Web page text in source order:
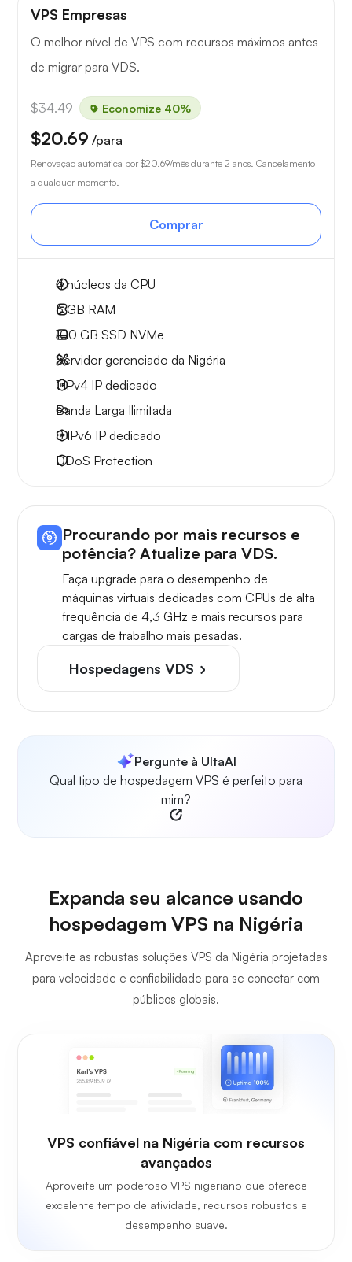
VPS Empresas
O melhor nível de VPS com recursos máximos antes
de migrar para VDS.
$34.49 Economize 40%
$20.69 /para
Renovação automática por $20.69/mês durante 2 anos. Cancelamento
a qualquer momento.
Comprar
4núcleos da CPU
6 GB RAM
100 GB SSD NVMe
Servidor gerenciado da Nigéria
1 IPv4 IP dedicado
Banda Larga Ilimitada
8 IPv6 IP dedicado
DDoS Protection
Procurando por mais recursos e
potência? Atualize para VDS.
Faça upgrade para o desempenho de
máquinas virtuais dedicadas com CPUs de alta
frequência de 4,3 GHz e mais recursos para
cargas de trabalho mais pesadas.
Hospedagens VDS
Pergunte à UltaAI
Qual tipo de hospedagem VPS é perfeito para
mim?
Expanda seu alcance usando
hospedagem VPS na Nigéria
Aproveite as robustas soluções VPS da Nigéria projetadas
para velocidade e confiabilidade para se conectar com
públicos globais.
VPS confiável na Nigéria com recursos
avançados
Aproveite um poderoso VPS nigeriano que oferece
excelente tempo de atividade, recursos robustos e
desempenho suave.